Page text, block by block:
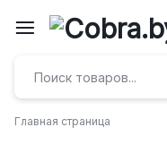
и
Главная страница